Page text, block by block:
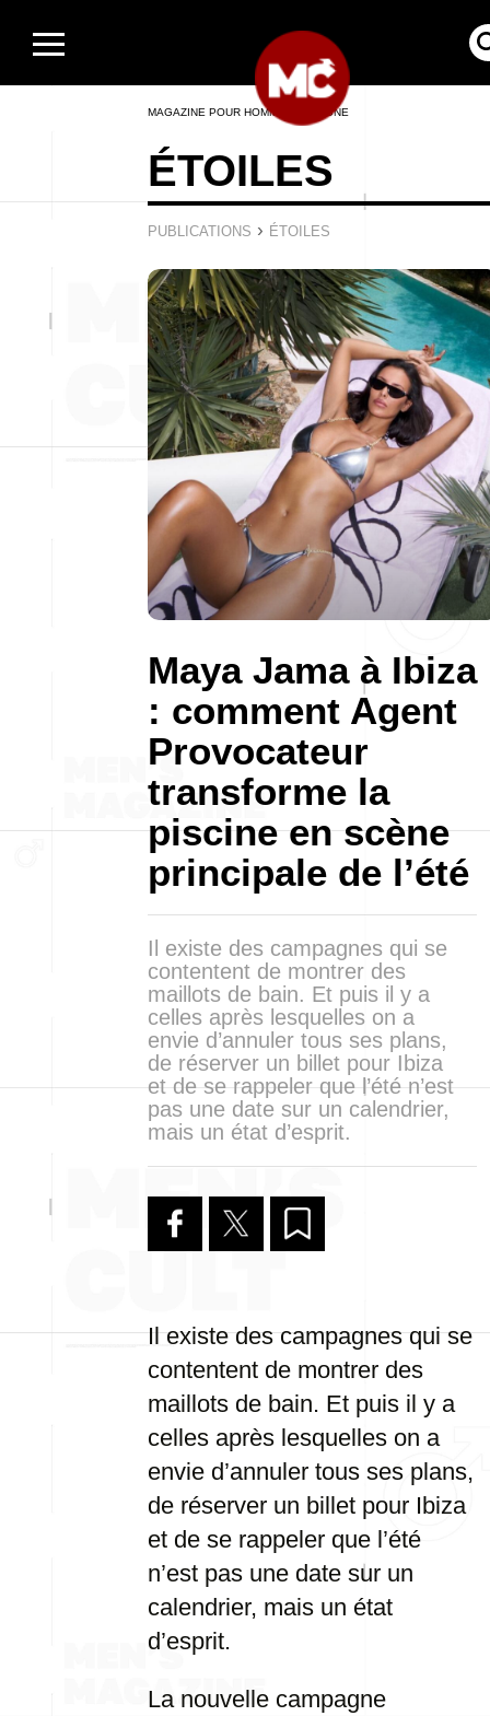
MAGAZINE POUR HOMMES EN LIGNE
ÉTOILES
PUBLICATIONS › ÉTOILES
Maya Jama à Ibiza
: comment Agent
Provocateur
transforme la
piscine en scène
principale de l’été
Il existe des campagnes qui se
contentent de montrer des
maillots de bain. Et puis il y a
celles après lesquelles on a
envie d’annuler tous ses plans,
de réserver un billet pour Ibiza
et de se rappeler que l’été n’est
pas une date sur un calendrier,
mais un état d’esprit.
Il existe des campagnes qui se
contentent de montrer des
maillots de bain. Et puis il y a
celles après lesquelles on a
envie d’annuler tous ses plans,
de réserver un billet pour Ibiza
et de se rappeler que l’été
n’est pas une date sur un
calendrier, mais un état
d’esprit.
La nouvelle campagne